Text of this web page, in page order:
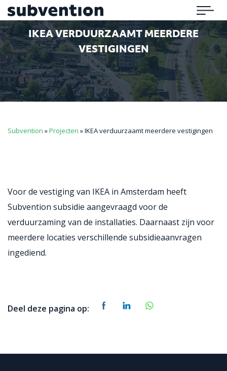
Subvention Menu
IKEA VERDUURZAAMT MEERDERE
VESTIGINGEN
Subvention »Projecten »IKEA verduurzaamt meerdere vestigingen
Voor de vestiging van IKEA in Amsterdam heeft
Subvention subsidie aangevraagd voor de
verduurzaming van de installaties. Daarnaast zijn voor
meerdere locaties verschillende subsidieaanvragen
ingediend.
Deel deze pagina op: